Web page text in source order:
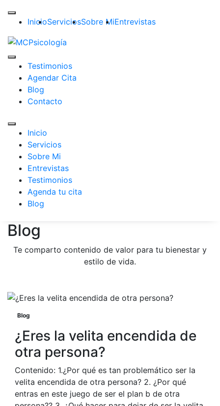
InicioServiciosSobre MiEntrevistas
Testimonios
Agendar Cita
Blog
Contacto
Inicio
Servicios
Sobre Mi
Entrevistas
Testimonios
Agenda tu cita
Blog
Blog
Te comparto contenido de valor para tu bienestar y
estilo de vida.
Blog
¿Eres la velita encendida de
otra persona?
Contenido: 1.¿Por qué es tan problemático ser la
velita encendida de otra persona? 2. ¿Por qué
entras en este juego de ser el plan b de otra